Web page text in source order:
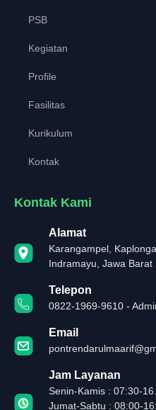
PSB
Kegiatan
Profile
Fasilitas
Kurikulum
Kontak
Kontak Kami
Alamat
Karangampel,
Indramayu, Jawa Barat
Telepon
0822-1969-9610 -
Email
Jam Layanan
Senin-Kamis : 07:30-
Jumat-Sabtu : 08:00-